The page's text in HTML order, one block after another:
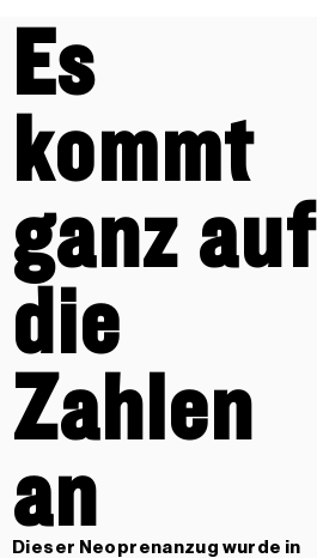
Es
kommt
ganz auf
die
Zahlen
an
Dieser Neoprenanzug wurde in